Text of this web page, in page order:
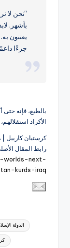
“نحن لا
بأشهر.
يعتنون
جزءًا
بالطبع، فإنه
الأكراد
كرستيان كارييل |
رابط المقال
worlds-next-
kurds-iraq/
العلامات:الدولة